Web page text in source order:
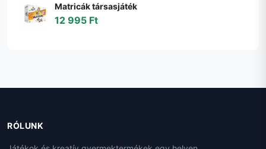
Matricák társasjáték
12 995 Ft
RÓLUNK